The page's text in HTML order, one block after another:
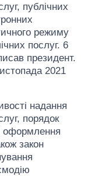
публічних
режиму
послуг. 6
президент.
2021
надання
порядок
оформлення
закон